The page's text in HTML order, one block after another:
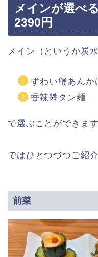
メインが選べ
2390円
メイン（というか炭
ずわい蟹あん
香辣醤タン麺
で選ぶことができます
ではひとつづつご紹介
前菜